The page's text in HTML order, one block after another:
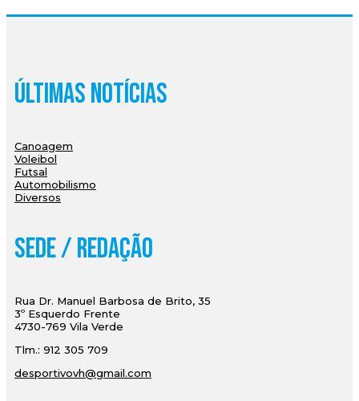
Últimas Notícias
Canoagem
Voleibol
Futsal
Automobilismo
Diversos
Sede / Redação
Rua Dr. Manuel Barbosa de Brito, 35
3º Esquerdo Frente
4730-769 Vila Verde
Tlm.: 912 305 709
desportivovh@gmail.com